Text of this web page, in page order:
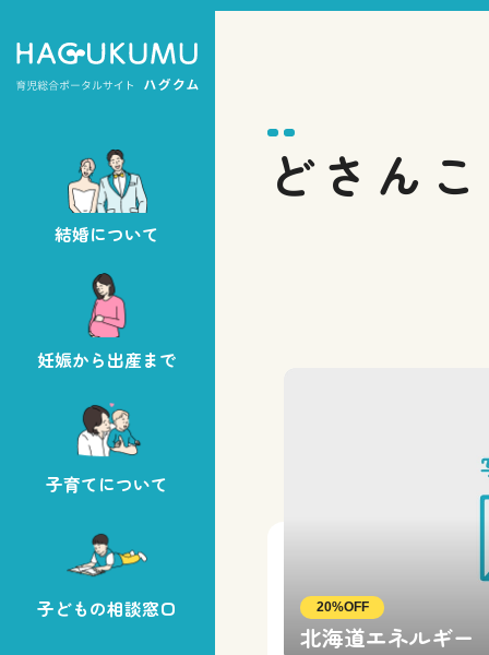
結婚について
妊娠から出産まで
子育てについて
子どもの相談窓口
どさん
20%OFF
北海道エネルギ